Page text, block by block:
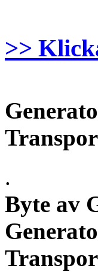
>>
.
Byte av